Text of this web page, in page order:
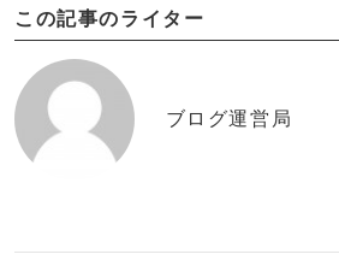
この記事のライター
ブログ運営局